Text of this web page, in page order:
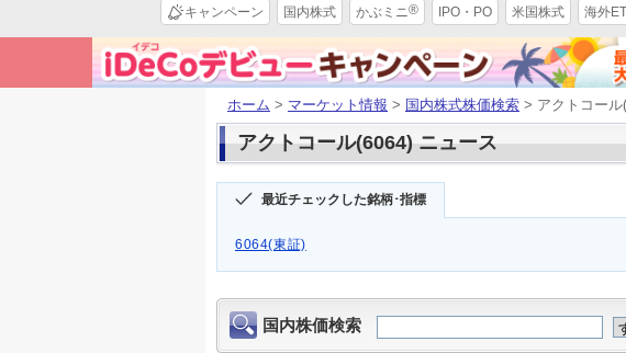
キャンペーン 国内株式 かぶミニ® IPO・PO 米国株式 海外
ホーム > マーケット情報 > 国内株式株価検索 > アクトコール
アクトコール(6064) ニュース
最近チェックした銘柄･指標
6064(東証)